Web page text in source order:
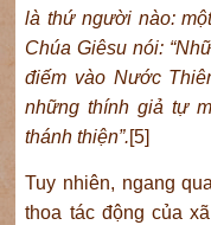
là thứ người nào:
Chúa Giêsu nói:
điếm vào Nước
những thính giả tự
thánh thiện”.[5]
Tuy nhiên, ngang
thoa tác động của